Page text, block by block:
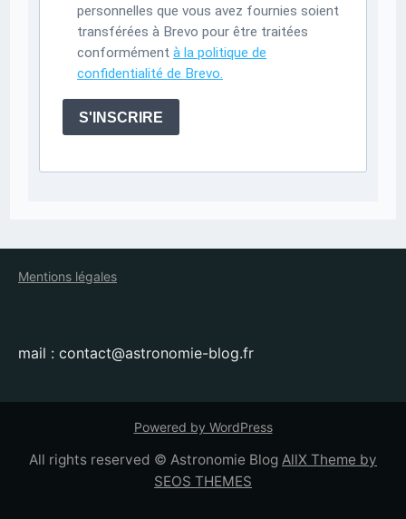
personnelles que vous avez fournies soient
transférées à Brevo pour être traitées
conformément à la politique de
confidentialité de Brevo.
S'INSCRIRE
Mentions légales
mail : contact@astronomie-blog.fr
Powered by WordPress
All rights reserved © Astronomie Blog AllX Theme by
SEOS THEMES